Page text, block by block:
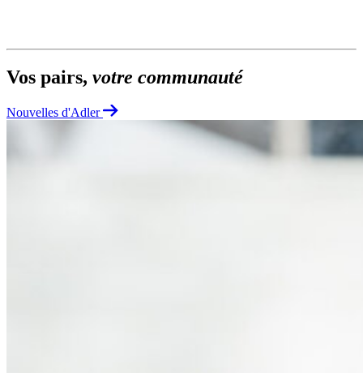
Vos pairs, votre communauté
Nouvelles d'Adler